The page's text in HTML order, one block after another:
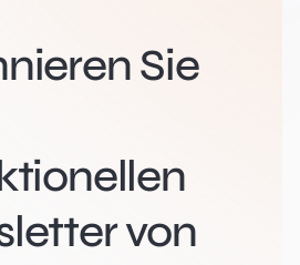
Sie
von